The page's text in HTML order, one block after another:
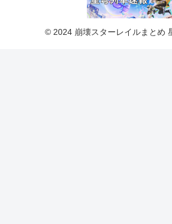
© 2024 崩壊スターレイルまとめ